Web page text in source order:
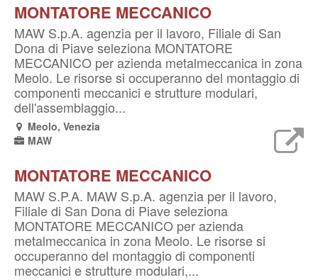
MONTATORE MECCANICO
MAW S.p.A. agenzia per il lavoro, Filiale di San
Dona di Piave seleziona MONTATORE
MECCANICO per azienda metalmeccanica in zona
Meolo. Le risorse si occuperanno del montaggio di
componenti meccanici e strutture modulari,
dell'assemblaggio...
Meolo, Venezia
MAW
MONTATORE MECCANICO
MAW S.P.A. MAW S.p.A. agenzia per il lavoro,
Filiale di San Dona di Piave seleziona
MONTATORE MECCANICO per azienda
metalmeccanica in zona Meolo. Le risorse si
occuperanno del montaggio di componenti
meccanici e strutture modulari,...